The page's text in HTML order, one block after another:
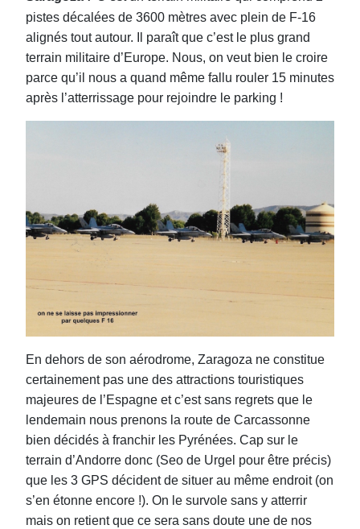
pistes décalées de 3600 mètres avec plein de F-16
alignés tout autour. Il paraît que c’est le plus grand
terrain militaire d’Europe. Nous, on veut bien le croire
parce qu’il nous a quand même fallu rouler 15 minutes
après l’atterrissage pour rejoindre le parking !
En dehors de son aérodrome, Zaragoza ne constitue
certainement pas une des attractions touristiques
majeures de l’Espagne et c’est sans regrets que le
lendemain nous prenons la route de Carcassonne
bien décidés à franchir les Pyrénées. Cap sur le
terrain d’Andorre donc (Seo de Urgel pour être précis)
que les 3 GPS décident de situer au même endroit (on
s’en étonne encore !). On le survole sans y atterrir
mais on retient que ce sera sans doute une de nos